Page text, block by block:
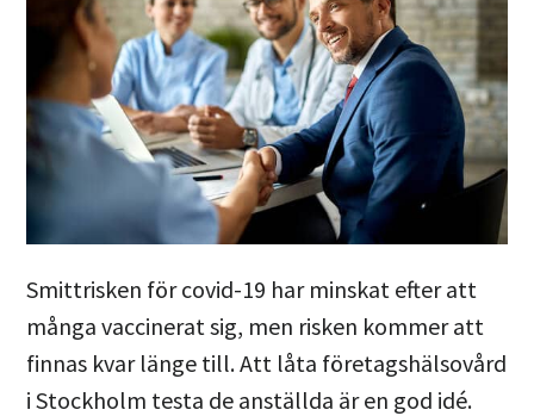
Smittrisken för covid-19 har minskat efter att
många vaccinerat sig, men risken kommer att
finnas kvar länge till. Att låta företagshälsovård
i Stockholm testa de anställda är en god idé.